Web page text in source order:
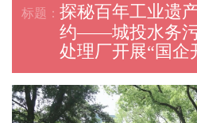
探秘百年工业遗
约——城投水务
处理厂开展“国企